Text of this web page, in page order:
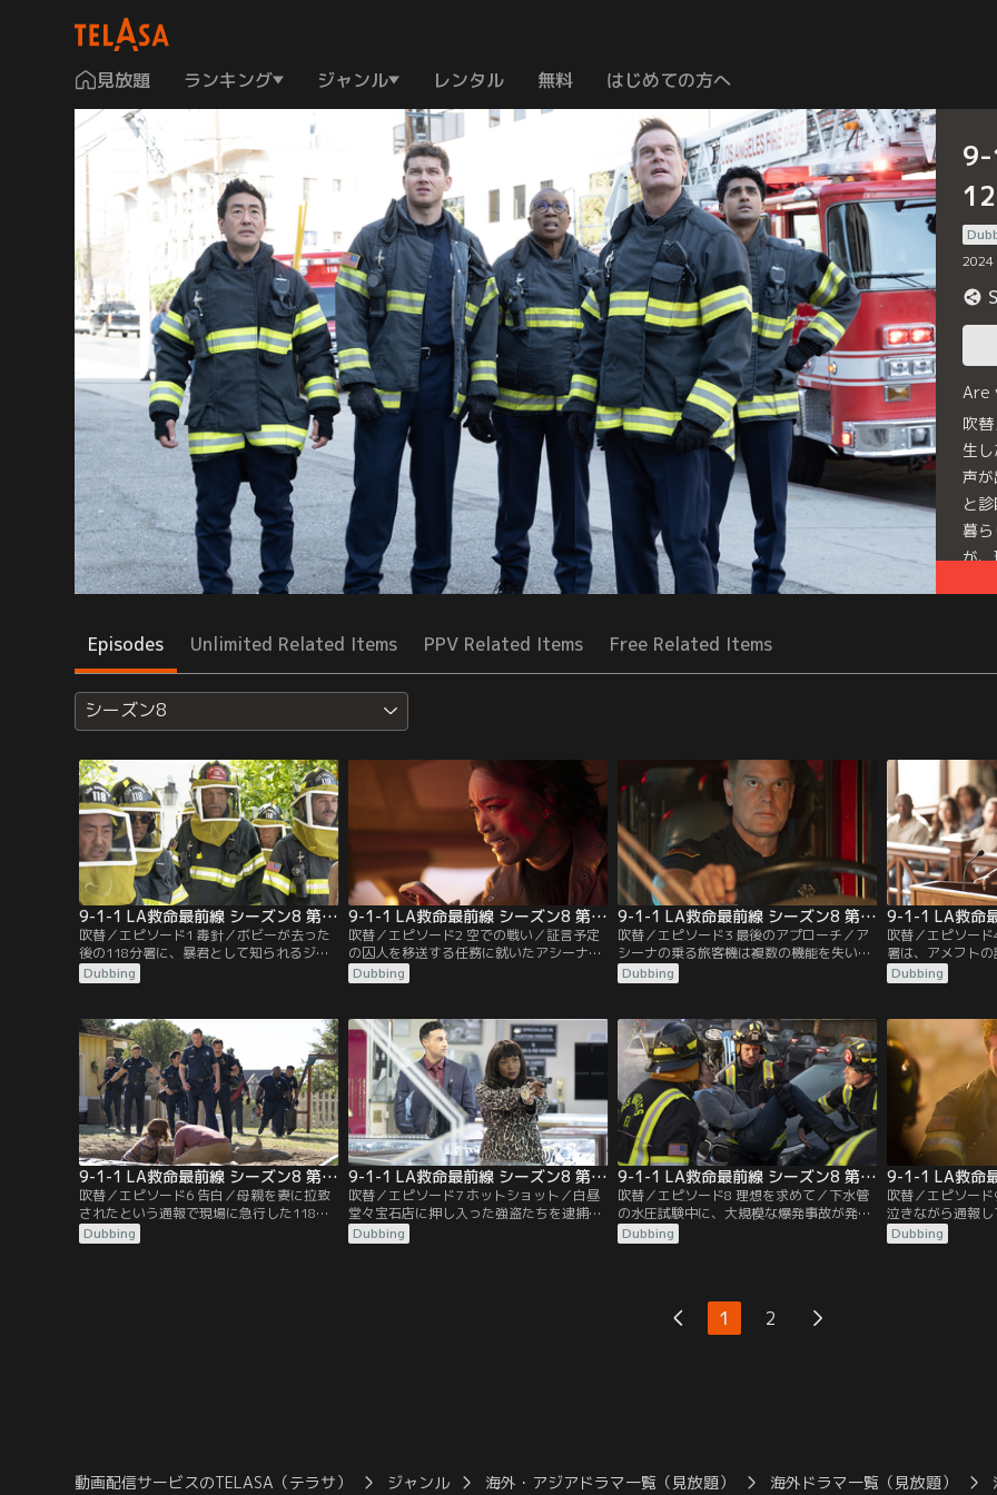
見放題 ランキング ジャンル レンタル 無料 はじめての方へ
9-
2024
Are
吹
生
声
と
暮
が
Episodes Unlimited Related Items PPV Related Items Free Related Items
シーズン8
9-1-1 LA救命最前線 シーズン8 第01話／吹替
吹替／エピソード1 毒針／ボビーが去った
後の118分署に、暴君として知られるジェ
ラードが新隊長として着任し、厳格な統制
でチームに不和が生じる。そんな中、街で
ラーが衝突事故を起こし、ミツバチの大群
が逃げ出し、現場は大混乱に。空を覆い尽
くす脅威を前に、新体制となったチームの
真価が問われる。
Dubbing
9-1-1 LA救命最前線 シーズン8 第02話／吹替
吹替／エピソード2 空での戦い／証言予定
の囚人を移送する任務に就いたアシーナだ
が、彼は過去にアシーナの婚約者エメット
を殺害した男だった。複雑な思いを抱えた
突。機内は大混乱に陥り、墜落の危機が迫
る。地上では118分署のメンバーも乗客と
電話で繋がり、応急処置を遠隔で指示。決
死の救出が始まるが…。
Dubbing
9-1-1 LA救命最前線 シーズン8 第03話／吹替
吹替／エピソード3 最後のアプローチ／ア
シーナの乗る旅客機は複数の機能を失い、
空港への着陸が絶望的な状況に陥る。管制
官たちが必死に着陸場所を模索するが、適
うやくアシーナと電話で会話することがで
きたボビーが、滑走路を確保するため、あ
る行動に出る。
Dubbing
吹替／エピソー
署は、アメフト
き込まれたチア
容態が急変し、
ら予算削減のた
よう命じられ、
親の資格を取り
受けていたヘン
Dubbing
9-1-1 LA救命最前線 シーズン8 第06話／吹替
吹替／エピソード6 告白／母親を妻に拉致
されたという通報で現場に急行した118分
署だが、ビルの屋上には妻の姿しかなかっ
た。彼の母親とは…？一方、離婚調停中に
Dubbing
9-1-1 LA救命最前線 シーズン8 第07話／吹替
吹替／エピソード7 ホットショット／白昼
堂々宝石店に押し入った強盗たちを逮捕し
たアシーナは、SNSで若者を操る首謀者フ
ラッシュ・ロブの正体に迫る。アシーナが
Dubbing
9-1-1 LA救命最前線 シーズン8 第08話／吹替
吹替／エピソード8 理想を求めて／下水管
の水圧試験中に、大規模な爆発事故が発生
し、汚水が吹き出す大惨事に。車内に閉じ
込められた人たちを救うため、118分署の
ショット」の主役ブラッド・トランスが同
行しており、予想外の行動で現場を混乱さ
Dubbing
吹替／エピソー
泣きながら通報
男。自殺願望者
誘拐犯の可能性
Dubbing
1 2
動画配信サービスのTELASA（テラサ） ジャンル 海外・アジアドラマ一覧（見放題） 海外ドラマ一覧（見放題）